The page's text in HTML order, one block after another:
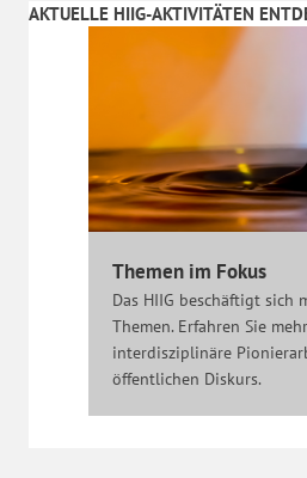
AKTUELLE HIIG-AKTIVITÄTEN
Themen im Fokus
Das HIIG beschäftigt sich
Themen. Erfahren Sie
interdisziplinäre
öffentlichen Diskurs.